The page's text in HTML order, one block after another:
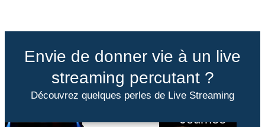
Envie de donner vie à un live
streaming percutant ?
Découvrez quelques perles de Live Streaming
Journée